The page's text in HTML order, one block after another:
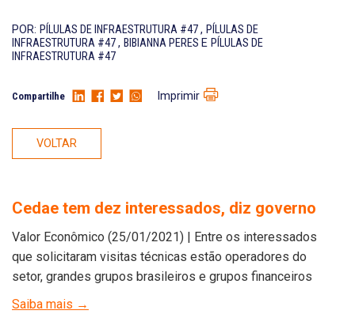
Localização
POR: PÍLULAS DE INFRAESTRUTURA #47, PÍLULAS DE
INFRAESTRUTURA #47, BIBIANNA PERES E PÍLULAS DE
INFRAESTRUTURA #47
Compartilhe Imprimir
VOLTAR
Cedae tem dez interessados, diz governo
Valor Econômico (25/01/2021) | Entre os interessados
que solicitaram visitas técnicas estão operadores do
setor, grandes grupos brasileiros e grupos financeiros
Saiba mais →